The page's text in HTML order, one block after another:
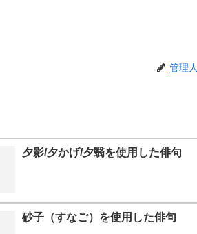
管理人
夕影/夕かげ/夕翳を使用した俳句
砂子（すなご）を使用した俳句